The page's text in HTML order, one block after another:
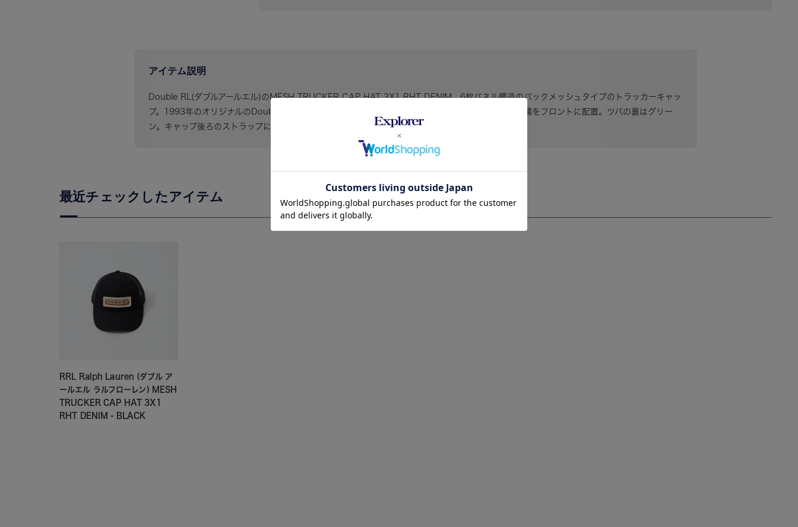
アイテム説明
Double RL(ダブルアールエル)のMESH TRUCKER CAP HAT 3X1 RHT DENIM。6枚パネル構造のバックメッシュタイプのトラッカーキャッ
プ。1993年のオリジナルのDouble RLボールキャップにインスパイアされたロゴパッチのカスタム刺繍をフロントに配置。ツバの裏はグリー
ン。キャップ後ろのストラップによりサイズの調節が可能。
RRL Ralph Lauren (ダブル ア
ールエル ラルフローレン) MESH
TRUCKER CAP HAT 3X1
RHT DENIM - BLACK